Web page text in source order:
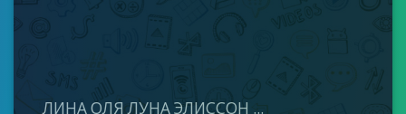
ЛИНА ОЛЯ ЛУНА ЭЛИССОН ...